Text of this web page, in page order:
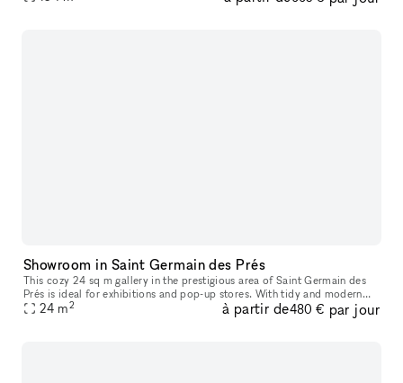
Showroom in Saint Germain des Prés
This cozy 24 sq m gallery in the prestigious area of Saint Germain des
Prés is ideal for exhibitions and pop-up stores. With tidy and modern
interiors of white walls and a beige carpeting, this spac
24 m2 à partir de480 € par jour